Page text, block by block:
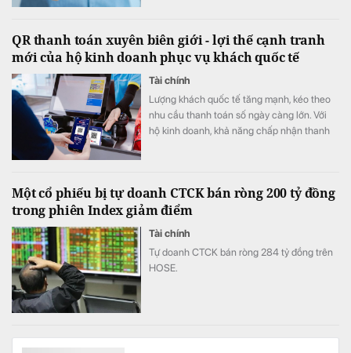
nghiệm được kỳ vọng sẽ trở thành lợi thế
cạnh tranh mới của thị trường thẻ trong giai
QR thanh toán xuyên biên giới - lợi thế cạnh tranh
mới của hộ kinh doanh phục vụ khách quốc tế
Tài chính
Lượng khách quốc tế tăng mạnh, kéo theo
nhu cầu thanh toán số ngày càng lớn. Với
hộ kinh doanh, khả năng chấp nhận thanh
Một cổ phiếu bị tự doanh CTCK bán ròng 200 tỷ đồng
trong phiên Index giảm điểm
Tài chính
Tự doanh CTCK bán ròng 284 tỷ đồng trên
HOSE.